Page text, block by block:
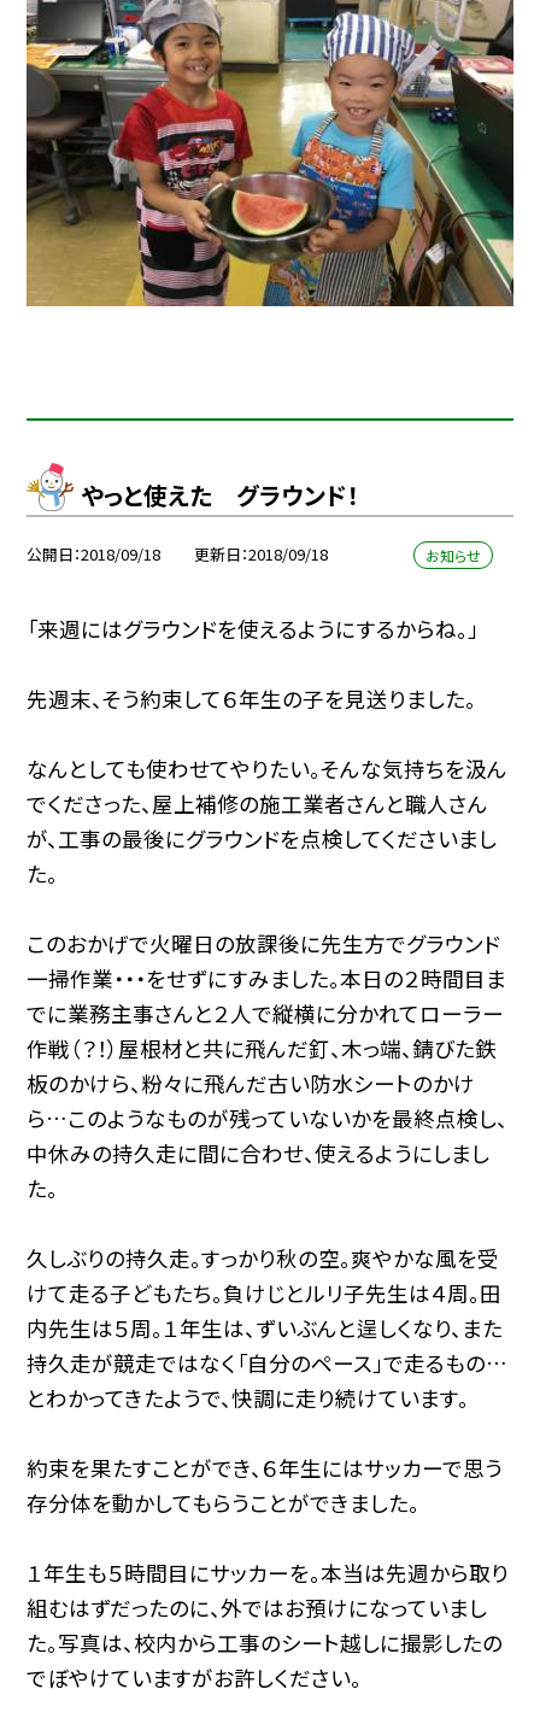
やっと使えた グラウンド！
公開日 2018/09/18 更新日 2018/09/18 お知らせ
「来週にはグラウンドを使えるようにするからね。」
先週末、そう約束して６年生の子を見送りました。
なんとしても使わせてやりたい。そんな気持ちを汲ん
でくださった、屋上補修の施工業者さんと職人さん
が、工事の最後にグラウンドを点検してくださいまし
た。
このおかげで火曜日の放課後に先生方でグラウンド
一掃作業・・・をせずにすみました。本日の２時間目ま
でに業務主事さんと２人で縦横に分かれてローラー
作戦（？！）屋根材と共に飛んだ釘、木っ端、錆びた鉄
板のかけら、粉々に飛んだ古い防水シートのかけ
ら…このようなものが残っていないかを最終点検し、
中休みの持久走に間に合わせ、使えるようにしまし
た。
久しぶりの持久走。すっかり秋の空。爽やかな風を受
けて走る子どもたち。負けじとルリ子先生は４周。田
内先生は５周。１年生は、ずいぶんと逞しくなり、また
持久走が競走ではなく「自分のペース」で走るもの…
とわかってきたようで、快調に走り続けています。
約束を果たすことができ、６年生にはサッカーで思う
存分体を動かしてもらうことができました。
１年生も５時間目にサッカーを。本当は先週から取り
組むはずだったのに、外ではお預けになっていまし
た。写真は、校内から工事のシート越しに撮影したの
でぼやけていますがお許しください。